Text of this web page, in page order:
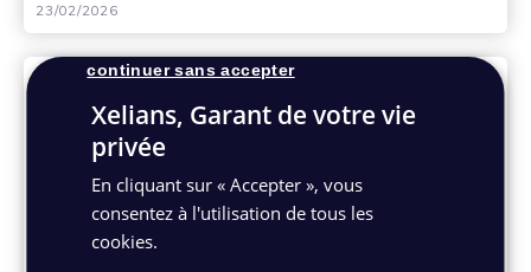
23/02/2026
Xelians, Garant de votre vie
privée
En cliquant sur « Accepter », vous
consentez à l'utilisation de tous les
cookies.
continuer sans accepter